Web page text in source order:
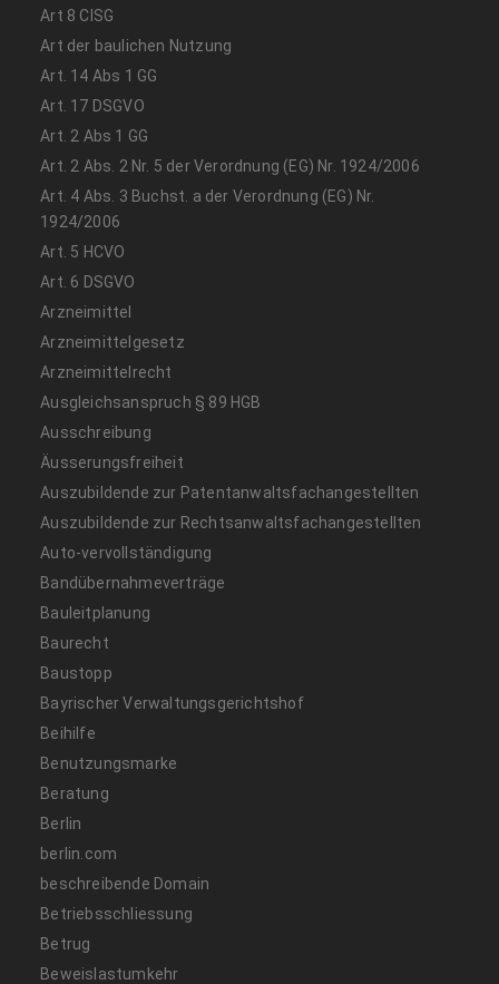
Art 8 CISG
Art der baulichen Nutzung
Art. 14 Abs 1 GG
Art. 17 DSGVO
Art. 2 Abs 1 GG
Art. 2 Abs. 2 Nr. 5 der Verordnung (EG) Nr. 1924/2006
Art. 4 Abs. 3 Buchst. a der Verordnung (EG) Nr.
1924/2006
Art. 5 HCVO
Art. 6 DSGVO
Arzneimittel
Arzneimittelgesetz
Arzneimittelrecht
Ausgleichsanspruch § 89 HGB
Ausschreibung
Äusserungsfreiheit
Auszubildende zur Patentanwaltsfachangestellten
Auszubildende zur Rechtsanwaltsfachangestellten
Auto-vervollständigung
Bandübernahmeverträge
Bauleitplanung
Baurecht
Baustopp
Bayrischer Verwaltungsgerichtshof
Beihilfe
Benutzungsmarke
Beratung
Berlin
berlin.com
beschreibende Domain
Betriebsschliessung
Betrug
Beweislastumkehr